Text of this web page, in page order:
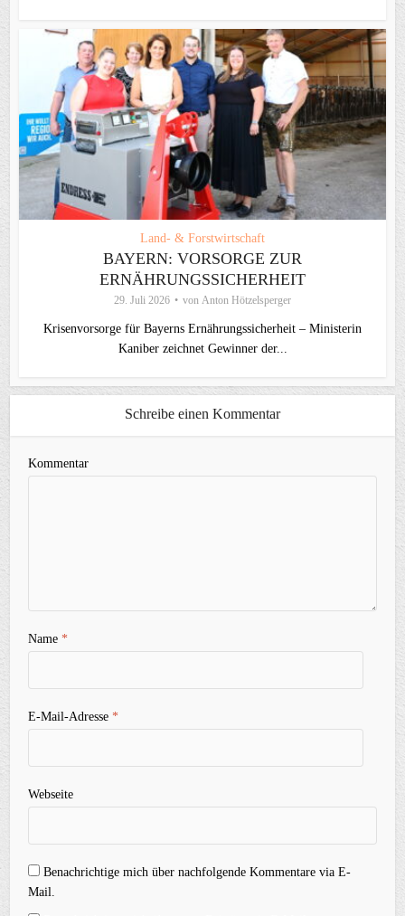
Land- & Forstwirtschaft
BAYERN: VORSORGE ZUR
ERNÄHRUNGSSICHERHEIT
29. Juli 2026 von Anton Hötzelsperger
Krisenvorsorge für Bayerns Ernährungssicherheit – Ministerin
Kaniber zeichnet Gewinner der...
Schreibe einen Kommentar
Kommentar
Name*
E-Mail-Adresse*
Webseite
Benachrichtige mich über nachfolgende Kommentare via E-
Mail.